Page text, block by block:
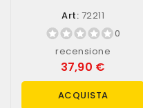
Art: 72211
0
recensione
37,90 €
ACQUISTA